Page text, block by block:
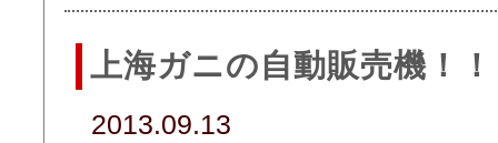
上海ガニの自動販売機！
2013.09.13